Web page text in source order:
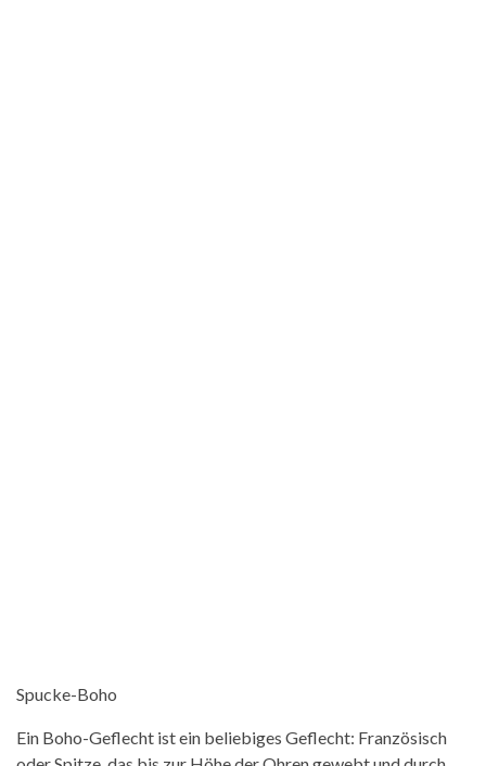
Spucke-Boho
Ein Boho-Geflecht ist ein beliebiges Geflecht: Französisch